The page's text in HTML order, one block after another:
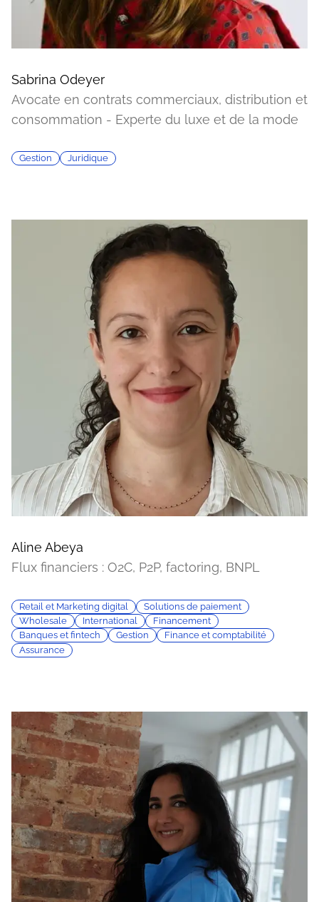
Sabrina Odeyer
Avocate en contrats commerciaux, distribution et
consommation - Experte du luxe et de la mode
Gestion Juridique
Aline Abeya
Flux financiers : O2C, P2P, factoring, BNPL
Retail et Marketing digital
Solutions de paiement
Wholesale
International
Financement
Banques et fintech
Gestion
Finance et comptabilité
Assurance